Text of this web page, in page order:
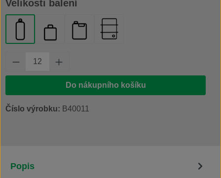
Vyberte
Velikosti balení
aerosolový rozprašovač 400 ml
plechová láhev 500 ml
kanystr 20 lplechový sud 200 l
Množství produktu: Zadejte požadované
Do nákupního košíku
Číslo výrobku: B40011
Popis